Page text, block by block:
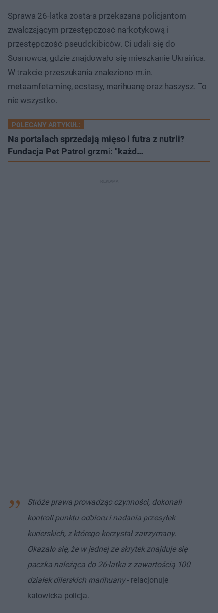
Sprawa 26-latka została przekazana policjantom
zwalczającym przestępczość narkotykową i
przestępczość pseudokibiców. Ci udali się do
Sosnowca, gdzie znajdowało się mieszkanie Ukraińca.
W trakcie przeszukania znaleziono m.in.
metaamfetaminę, ecstasy, marihuanę oraz haszysz. To
nie wszystko.
POLECANY ARTYKUŁ:
Na portalach sprzedają mięso i futra z nutrii?
Fundacja Pet Patrol grzmi: "każd…
Stróże prawa prowadząc czynności, dokonali
kontroli punktu odbioru i nadania przesyłek
kurierskich, z którego korzystał zatrzymany.
Okazało się, że w jednej ze skrytek znajduje się
paczka należąca do 26-latka z zawartością 100
działek dilerskich marihuany- relacjonuje
katowicka policja.